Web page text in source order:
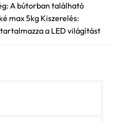
A bútorban található
max 5kg Kiszerelés:
a LED világítást